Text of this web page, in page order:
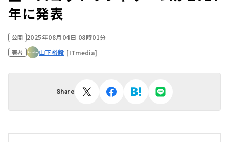
年に発表
公開 2025年08月04日 08時01分
著者 山下裕毅 [ITmedia]
Share